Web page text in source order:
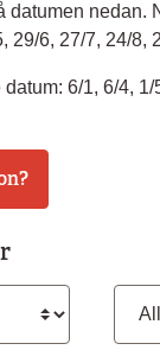
datumen nedan.
29/6, 27/7, 24/8,
6/1, 6/4,